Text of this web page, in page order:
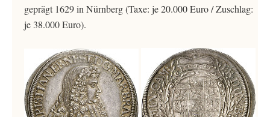
geprägt 1629 in Nürnberg (Taxe: je 20.000 Euro / Zuschlag:
je 38.000 Euro).